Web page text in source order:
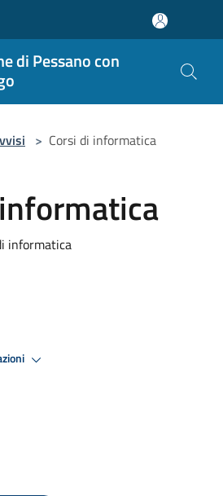
di Pessano con
> Corsi di informatica
informatica